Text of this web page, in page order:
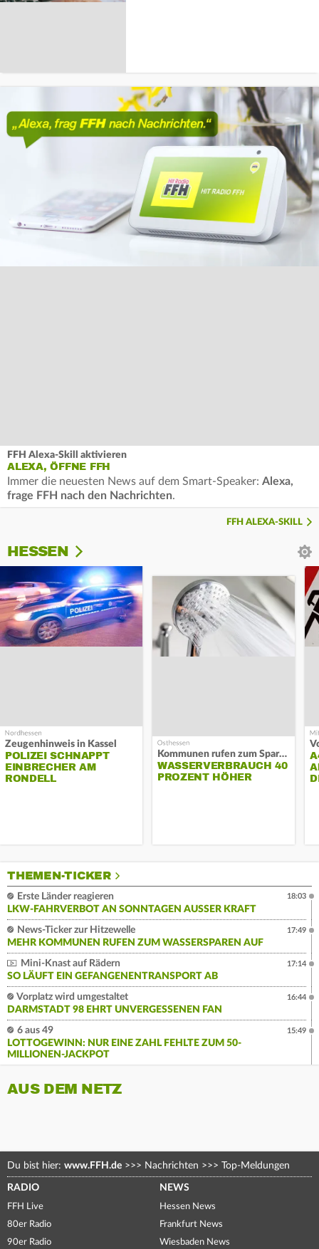
FFH Alexa-Skill aktivieren
ALEXA, ÖFFNE FFH
Immer die neuesten News auf dem Smart-Speaker: Alexa,
frage FFH nach den Nachrichten.
FFH ALEXA-SKILL
HESSEN
Zeugenhinweis in Kassel
POLIZEI SCHNAPPT
EINBRECHER AM
RONDELL
Kommunen rufen zum Sparen auf
WASSERVERBRAUCH 40
PROZENT HÖHER
THEMEN-TICKER
Erste Länder reagieren
LKW-FAHRVERBOT AN SONNTAGEN AUSSER KRAFT
18:03
News-Ticker zur Hitzewelle
MEHR KOMMUNEN RUFEN ZUM WASSERSPAREN AUF
17:49
Mini-Knast auf Rädern
SO LÄUFT EIN GEFANGENENTRANSPORT AB
17:14
Vorplatz wird umgestaltet
DARMSTADT 98 EHRT UNVERGESSENEN FAN
16:44
6 aus 49
LOTTOGEWINN: NUR EINE ZAHL FEHLTE ZUM 50-
MILLIONEN-JACKPOT
15:49
AUS DEM NETZ
Du bist hier: www.FFH.de >>> Nachrichten >>> Top-Meldungen
RADIO
FFH Live
80er Radio
90er Radio
NEWS
Hessen News
Frankfurt News
Wiesbaden News